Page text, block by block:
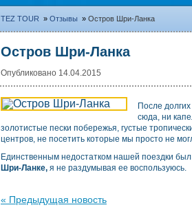
TEZ TOUR » Отзывы » Остров Шри-Ланка
Остров Шри-Ланка
Опубликовано 14.04.2015
После
сюда, ни
золотистые пески побережья, густые
центров, не посетить которые мы просто не
Единственным недостатком нашей поездки
Шри-Ланке, я не раздумывая ее воспользуюсь.
« Предыдущая новость